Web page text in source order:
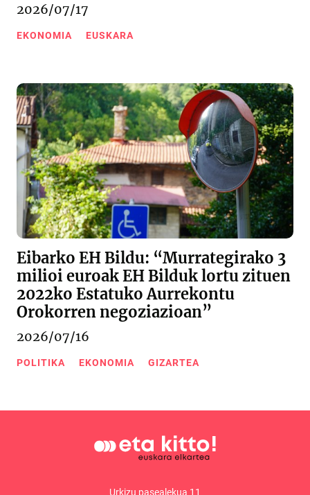
2026/07/17
EKONOMIA EUSKARA
Eibarko EH Bildu: “Murrategirako 3
milioi euroak EH Bilduk lortu zituen
2022ko Estatuko Aurrekontu
Orokorren negoziazioan”
2026/07/16
POLITIKA EKONOMIA GIZARTEA
Urkizu pasealekua 11